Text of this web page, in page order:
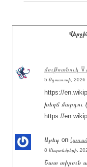
մութոտնուկ
5 Օգոստոսի, 2026
https://
խեղճ մարդու
https://
Արեգ on
8 Սեպտեմբերի,
Շատ տիրուն